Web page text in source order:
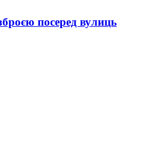
посеред вулиць